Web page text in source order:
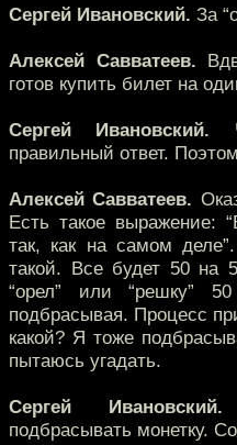
Сергей Ивановский. За
Алексей Савватеев.
готов купить билет на
Сергей Ивановский.
правильный ответ.
Алексей Савватеев.
Есть такое выражение:
так, как на самом
такой. Все будет 50 на
“орел” или “решку”
подбрасывая. Процесс
какой? Я тоже
пытаюсь угадать.
Сергей Ивановский.
подбрасывать монетку.